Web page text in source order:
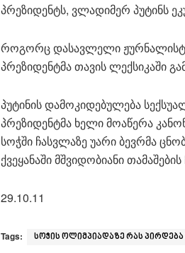
პრეზიდენტს, ვლადიმერ პუტინს
როგორც დასავლელი
პრეზიდენტმა თავის ლექსიკაში
პუტინის დამოკიდებულება
პრეზიდენტმა ხელი მოაწერა
სოჭში ჩასვლაზე უარი ბევრმა
ქვეყანაში მშვიდობიანი
29.10.11
Tags: სოჭის ოლიმპიადაზე რას